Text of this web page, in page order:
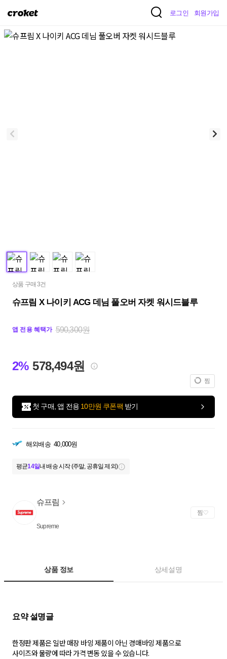
크
켓
로그인 회원가입
상품 구매 3건
슈프림 X 나이키 ACG 데님 풀오버 자켓 워시드블루
앱 전용 혜택가 590,300원
2% 578,494원
찜
첫 구매, 앱 전용 10만원 쿠폰팩 받기
해외배송 40,000원
평균14일내 배송 시작 (주말, 공휴일 제외)
슈프림
Supreme
찜
상품 정보 상세설명
요약 설명글
한정판 제품은 일반 매장 바잉 제품이 아닌 경매바잉 제품으로
사이즈와 물량에 따라 가격 변동 있을 수 있습니다.